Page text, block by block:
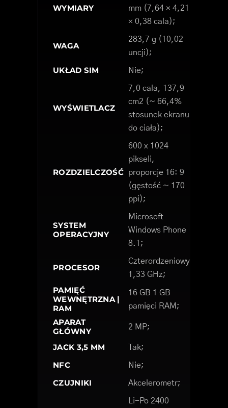
WYMIARY
mm (7,64 × 4,21
× 0,38 cala);
WAGA
283,7 g (10,02
uncji);
UKŁAD SIM Nie;
WYŚWIETLACZ
7,0 cala, 137,9
cm2 (~ 66,4%
stosunek ekranu
do ciała);
ROZDZIELCZOŚĆ
600 x 1024
pikseli,
proporcje 16: 9
(gęstość ~ 170
ppi);
SYSTEM
OPERACYJNY
Microsoft
Windows Phone
8.1;
PROCESOR
Czterordzeniowy
1,33 GHz;
PAMIĘĆ
WEWNĘTRZNA |
RAM
16 GB 1 GB
pamięci RAM;
APARAT
GŁÓWNY
2 MP;
JACK 3,5 MM Tak;
NFC Nie;
CZUJNIKI Akcelerometr;
Li-Po 2400